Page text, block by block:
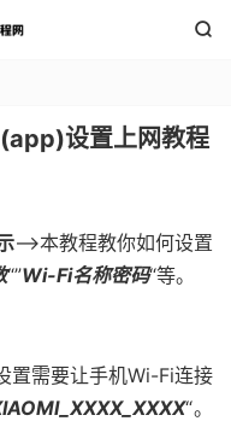

设置上网教程
——>本教程教你如何设置
“”Wi-Fi名称密码“等。
置需要让手机Wi-Fi连接
“。